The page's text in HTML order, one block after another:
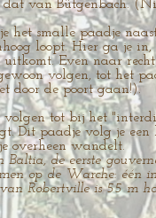
dat van Bütgenbach.
het smalle paadje
loopt. Hier ga je
uitkomt. Even naar
volgen, tot het
door de poort gaan!).
volgen tot bij het
Dit paadje volg je
overheen wandelt.
Baltia, de eerste
op de Warche: één
Robertville is 55 m